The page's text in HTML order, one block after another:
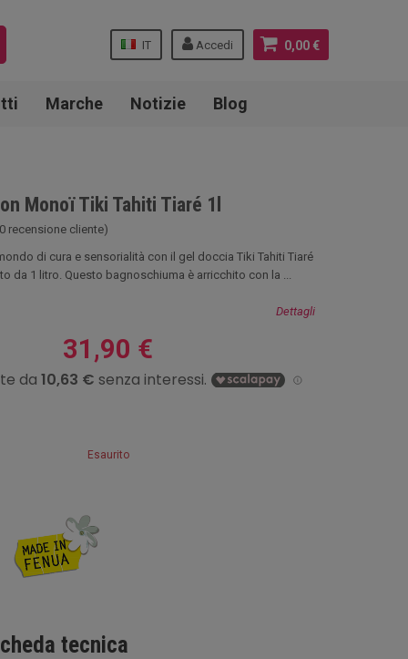
0,00 €
Accedi
IT
Marche Notizie Blog
Monoï Tiki Tahiti Tiaré 1l
recensione cliente)
di cura e sensorialità con il gel doccia Tiki Tahiti Tiaré
da 1 litro. Questo bagnoschiuma è arricchito con la ...
Dettagli
31,90 €
Esaurito
tecnica